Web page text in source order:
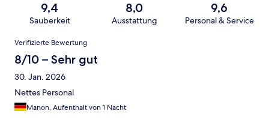
9,4
Sauberkeit
8,0
Ausstattung
9,6
Personal & Service
Bewertungen
Verifizierte Bewertung
8/10 – Sehr gut
30. Jan. 2026
Nettes Personal
Manon, Aufenthalt von 1 Nacht